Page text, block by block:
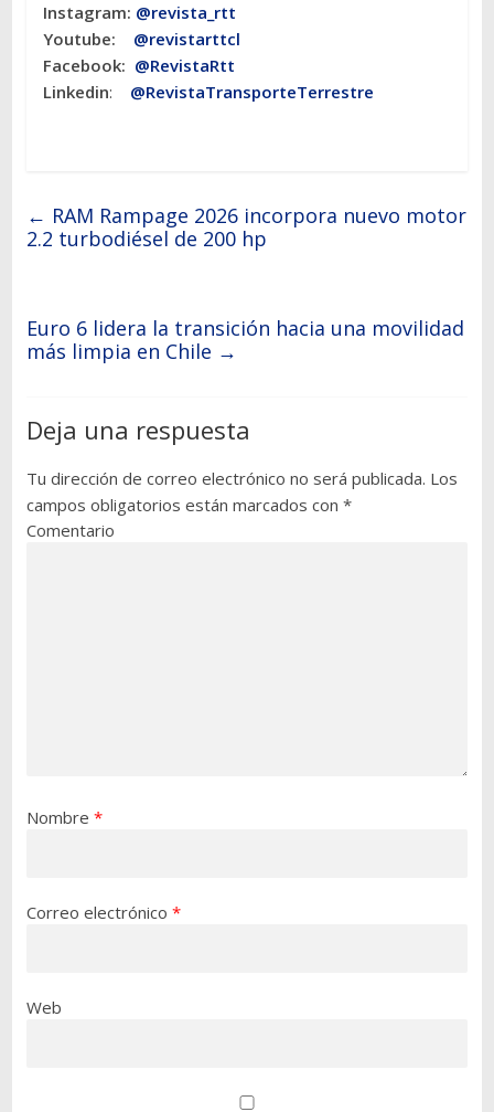
Instagram: @revista_rtt
Youtube: @revistarttcl
Facebook: @RevistaRtt
Linkedin: @RevistaTransporteTerrestre
← RAM Rampage 2026 incorpora nuevo motor
2.2 turbodiésel de 200 hp
Euro 6 lidera la transición hacia una movilidad
más limpia en Chile →
Deja una respuesta
Tu dirección de correo electrónico no será publicada. Los
campos obligatorios están marcados con *
Comentario
Nombre *
Correo electrónico *
Web